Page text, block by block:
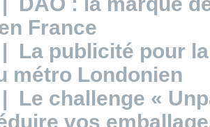
France
| La publicité pour
métro Londonien
| Le challenge «
vos